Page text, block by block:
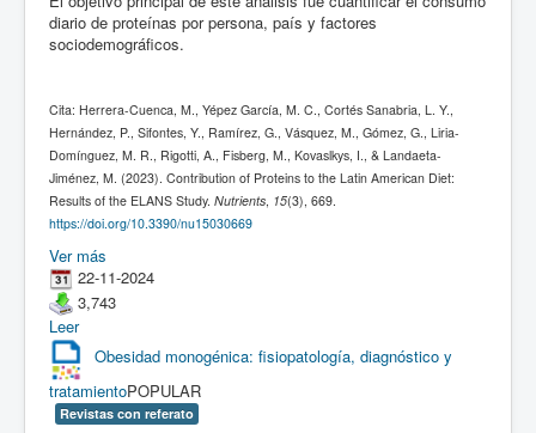
diario de proteínas por persona, país y factores
sociodemográficos.
Cita: Herrera-Cuenca, M., Yépez García, M. C., Cortés Sanabria, L. Y.,
Hernández, P., Sifontes, Y., Ramírez, G., Vásquez, M., Gómez, G., Liria-
Domínguez, M. R., Rigotti, A., Fisberg, M., Kovaslkys, I., & Landaeta-
Jiménez, M. (2023). Contribution of Proteins to the Latin American Diet:
Results of the ELANS Study. Nutrients, 15(3), 669.
https://doi.org/10.3390/nu15030669
Ver más
22-11-2024
3,743
Leer
Obesidad monogénica: fisiopatología, diagnóstico y
tratamientoPOPULAR
Revistas con referato